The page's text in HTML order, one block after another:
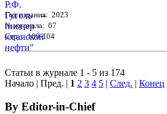
Год издания: 2023
№ журнала: 07
Стр. : 100-104
Статьи в журнале 1 - 5 из 174
Начало | Пред. | 1 2 3 4 5 | След. | Конец
By Editor-in-Chief